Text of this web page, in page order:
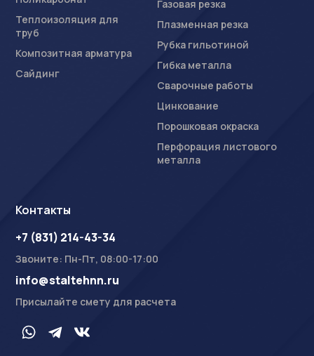
Теплоизоляция для
труб
Композитная арматура
Сайдинг
Газовая резка
Плазменная резка
Рубка гильотиной
Гибка металла
Сварочные работы
Цинкование
Порошковая окраска
Перфорация листового
металла
Контакты
+7 (831) 214-43-34
Звоните: Пн-Пт, 08:00-17:00
info@staltehnn.ru
Присылайте смету для расчета